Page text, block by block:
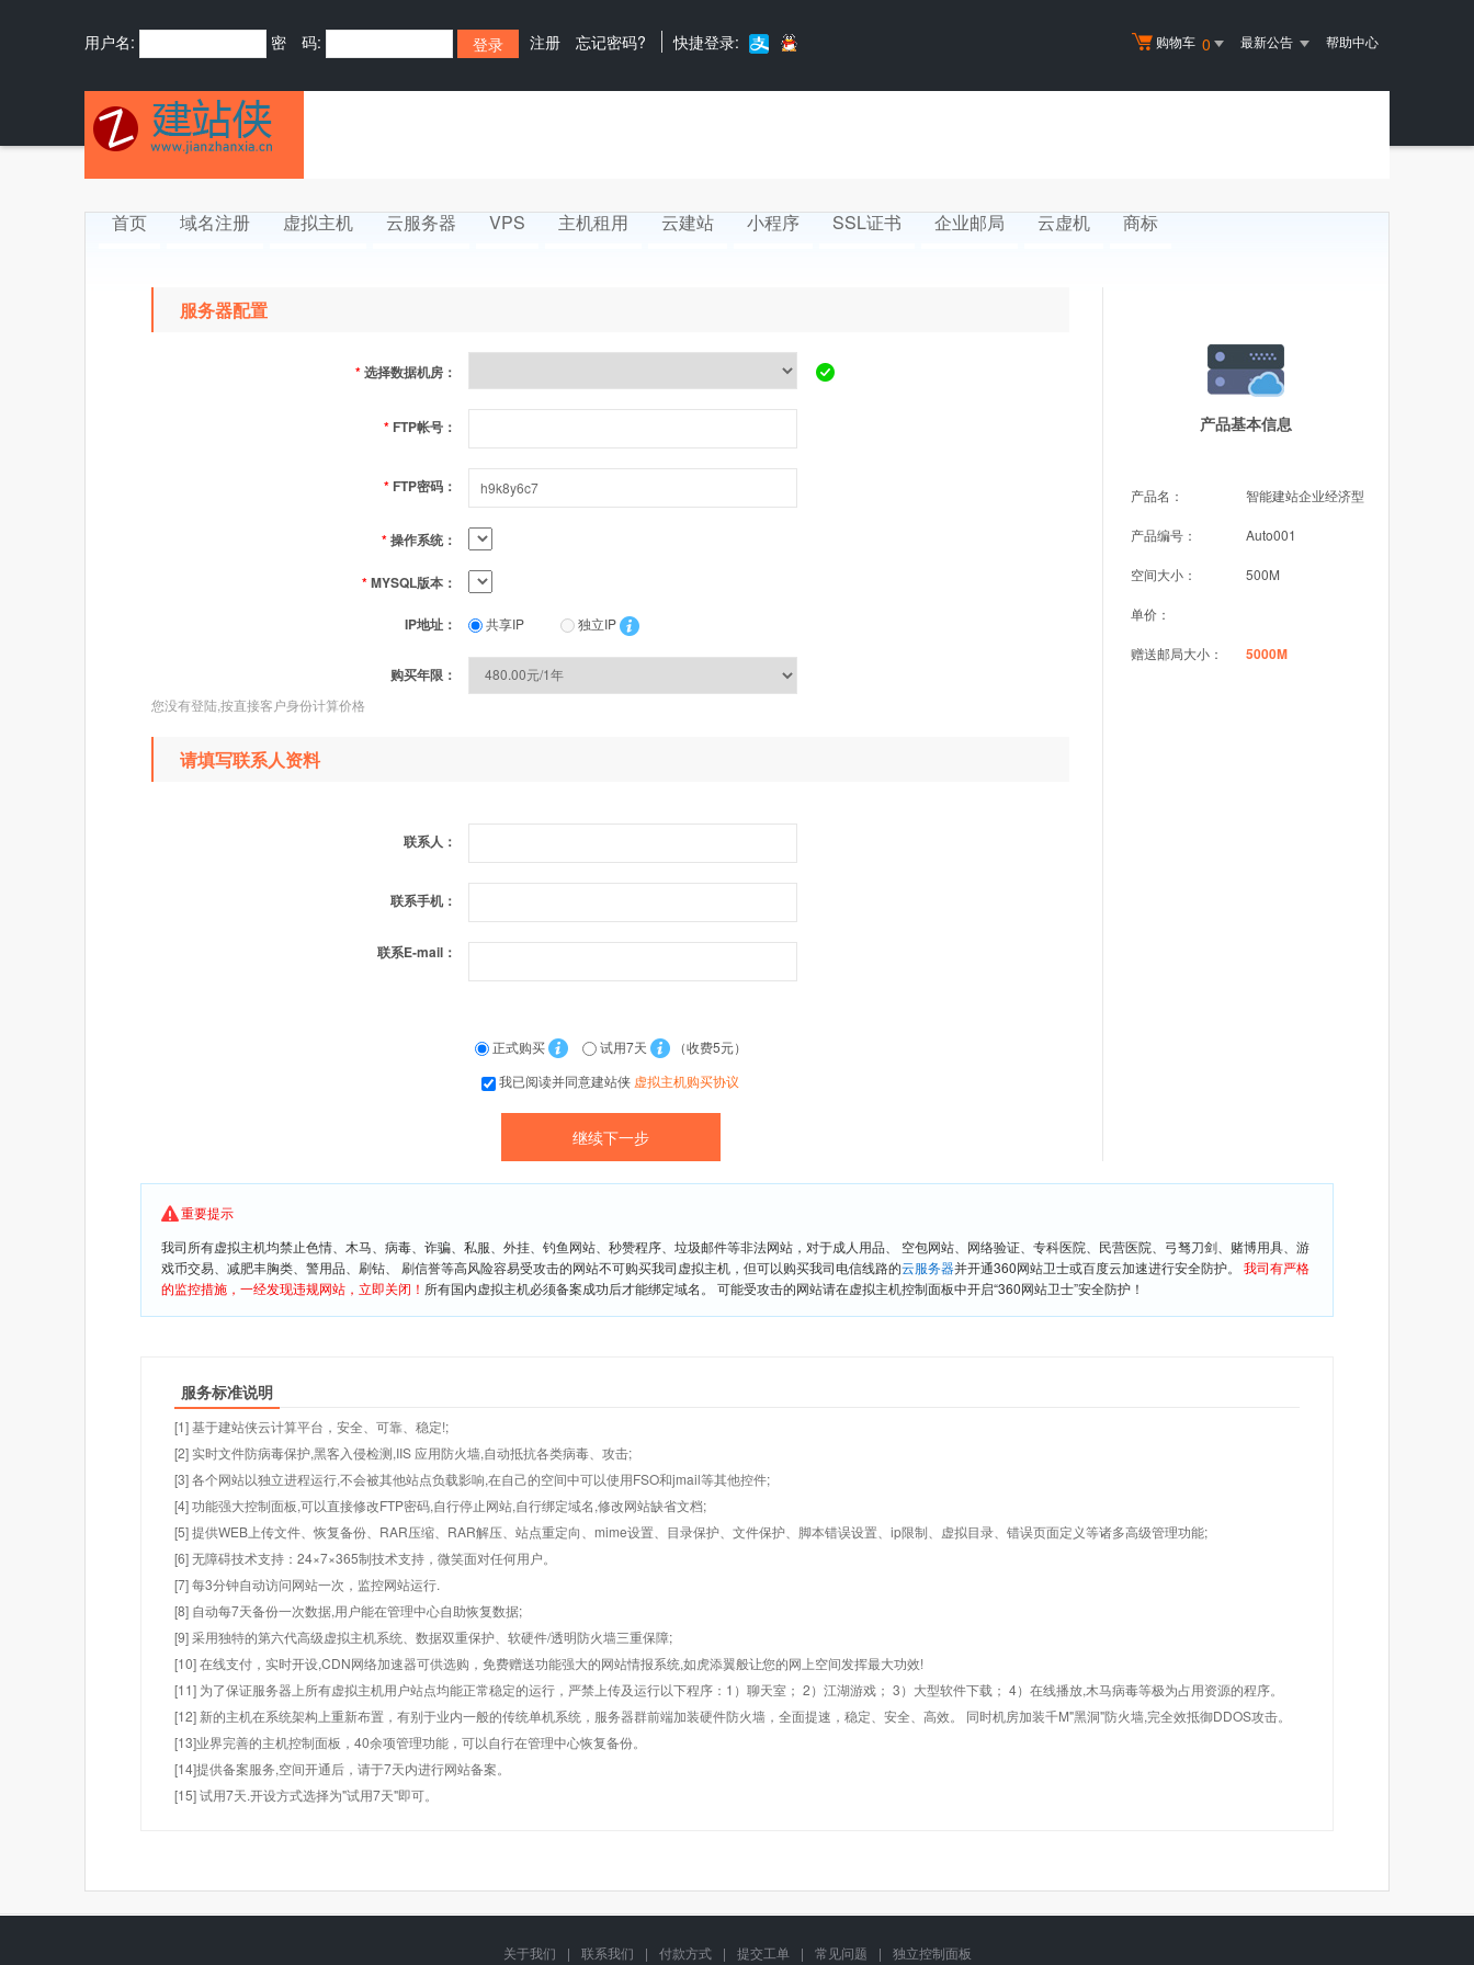
购物车 0 最新公告 帮助中心
用户名: 密 码: 注册 忘记密码? 快捷登录:
首页 域名注册 虚拟主机 云服务器 VPS 主机租用 云建站 小程序 SSL证书 企业邮局 云虚机 商标
产品基本信息
产品名： 智能建站企业经济型
产品编号： Auto001
空间大小： 500M
单价：
赠送邮局大小： 5000M
服务器配置
*选择数据机房：
* FTP帐号：
* FTP密码：
*操作系统：
*MYSQL版本：
IP地址： 共享IP 独立IP
购买年限：
您没有登陆,按直接客户身份计算价格
请填写联系人资料
联系人：
联系手机：
联系E-mail：
正式购买 试用7天
（收费5元）
我已阅读并同意建站侠 虚拟主机购买协议
重要提示
我司所有虚拟主机均禁止色情、木马、病毒、诈骗、私服、外挂、钓鱼网站、秒赞程序、垃圾邮件等非法网站，对于成人用品、 空包网站、网络验证、专科医院、民营医院、弓驽刀剑、赌博用具、游
戏币交易、减肥丰胸类、警用品、刷钻、 刷信誉等高风险容易受攻击的网站不可购买我司虚拟主机，但可以购买我司电信线路的云服务器并开通360网站卫士或百度云加速进行安全防护。 我司有严格
的监控措施，一经发现违规网站，立即关闭！ 所有国内虚拟主机必须备案成功后才能绑定域名。 可能受攻击的网站请在虚拟主机控制面板中开启“360网站卫士”安全防护！
服务标准说明
[1] 基于建站侠云计算平台，安全、可靠、稳定!;
[2] 实时文件防病毒保护,黑客入侵检测,IIS 应用防火墙,自动抵抗各类病毒、攻击;
[3] 各个网站以独立进程运行,不会被其他站点负载影响,在自己的空间中可以使用FSO和jmail等其他控件;
[4] 功能强大控制面板,可以直接修改FTP密码,自行停止网站,自行绑定域名,修改网站缺省文档;
[5] 提供WEB上传文件、恢复备份、RAR压缩、RAR解压、站点重定向、mime设置、目录保护、文件保护、脚本错误设置、ip限制、虚拟目录、错误页面定义等诸多高级管理功能;
[6] 无障碍技术支持：24×7×365制技术支持，微笑面对任何用户。
[7] 每3分钟自动访问网站一次，监控网站运行.
[8] 自动每7天备份一次数据,用户能在管理中心自助恢复数据;
[9] 采用独特的第六代高级虚拟主机系统、数据双重保护、软硬件/透明防火墙三重保障;
[10] 在线支付，实时开设,CDN网络加速器可供选购，免费赠送功能强大的网站情报系统,如虎添翼般让您的网上空间发挥最大功效!
[11] 为了保证服务器上所有虚拟主机用户站点均能正常稳定的运行，严禁上传及运行以下程序：1）聊天室； 2）江湖游戏； 3）大型软件下载； 4）在线播放,木马病毒等极为占用资源的程序。
[12] 新的主机在系统架构上重新布置，有别于业内一般的传统单机系统，服务器群前端加装硬件防火墙，全面提速，稳定、安全、高效。 同时机房加装千M"黑洞"防火墙,完全效抵御DDOS攻击。
[13]业界完善的主机控制面板，40余项管理功能，可以自行在管理中心恢复备份。
[14]提供备案服务,空间开通后，请于7天内进行网站备案。
[15] 试用7天.开设方式选择为"试用7天"即可。
关于我们 | 联系我们 | 付款方式 | 提交工单 | 常见问题 | 独立控制面板